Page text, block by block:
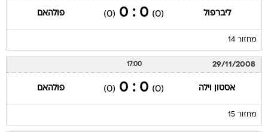
ליברפול (0)
0 : 0
(0) פולהאם
מחזור 14
29/11/2008
17:00
אסטון וילה (0)
0 : 0
(0) פולהאם
מחזור 15